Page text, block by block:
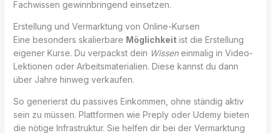
Fachwissen gewinnbringend einsetzen.
Erstellung und Vermarktung von Online-Kursen
Eine besonders skalierbare Möglichkeitist die Erstellung
eigener Kurse. Du verpackst dein Wisseneinmalig in Video-
Lektionen oder Arbeitsmaterialien. Diese kannst du dann
über Jahre hinweg verkaufen.
So generierst du passives Einkommen, ohne ständig aktiv
sein zu müssen. Plattformen wie Preply oder Udemy bieten
die nötige Infrastruktur. Sie helfen dir bei der Vermarktung